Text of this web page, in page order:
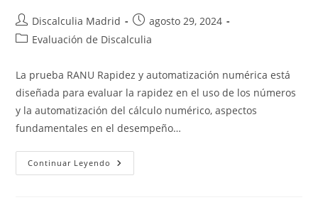
Autor
de
Discalculia Madrid
Publicación
de
agosto 29, 2024
Categoría
entrada:
Evaluación de Discalculia
La prueba RANU Rapidez y automatización numérica está
diseñada para evaluar la rapidez en el uso de los números
y la automatización del cálculo numérico, aspectos
fundamentales en el desempeño…
Continuar Leyendo RANU
Rapidez